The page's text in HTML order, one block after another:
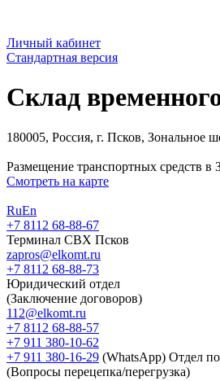
Личный кабинет
Стандартная версия
Склад
180005, Россия, г. Псков, Зональное
Размещение транспортных
Смотреть на карте
RuEn
+7 8112 68-88-67
Терминал СВХ Псков
zapros@elkomt.ru
+7 8112 68-88-73
Юридический отдел
(Заключение договоров)
112@elkomt.ru
+7 8112 68-88-57
+7 911 380-10-62
+7 911 380-16-29 (WhatsApp) Отдел
(Вопросы перецепка/перегрузка)